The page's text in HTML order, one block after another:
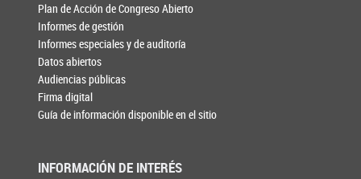
Plan de Acción de Congreso Abierto
Informes de gestión
Informes especiales y de auditoría
Datos abiertos
Audiencias públicas
Firma digital
Guía de información disponible en el sitio
INFORMACIÓN DE INTERÉS